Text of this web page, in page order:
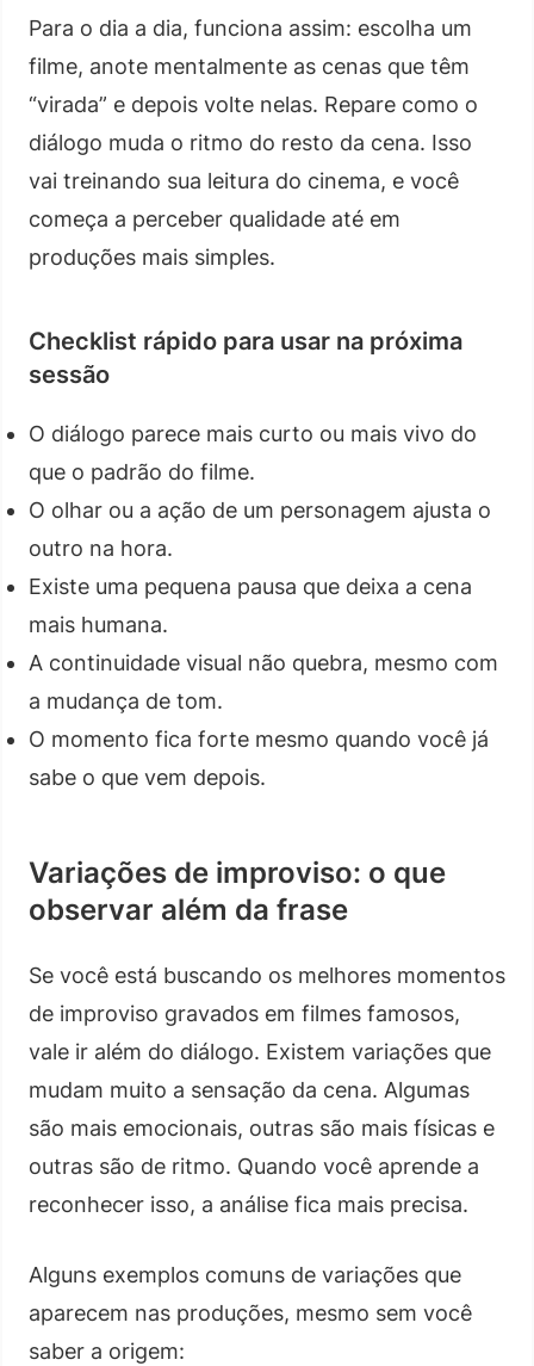
Para o dia a dia, funciona assim: escolha um
filme, anote mentalmente as cenas que têm
“virada” e depois volte nelas. Repare como o
diálogo muda o ritmo do resto da cena. Isso
vai treinando sua leitura do cinema, e você
começa a perceber qualidade até em
produções mais simples.
Checklist rápido para usar na próxima
sessão
O diálogo parece mais curto ou mais vivo do
que o padrão do filme.
O olhar ou a ação de um personagem ajusta o
outro na hora.
Existe uma pequena pausa que deixa a cena
mais humana.
A continuidade visual não quebra, mesmo com
a mudança de tom.
O momento fica forte mesmo quando você já
sabe o que vem depois.
Variações de improviso: o que
observar além da frase
Se você está buscando os melhores momentos
de improviso gravados em filmes famosos,
vale ir além do diálogo. Existem variações que
mudam muito a sensação da cena. Algumas
são mais emocionais, outras são mais físicas e
outras são de ritmo. Quando você aprende a
reconhecer isso, a análise fica mais precisa.
Alguns exemplos comuns de variações que
aparecem nas produções, mesmo sem você
saber a origem: